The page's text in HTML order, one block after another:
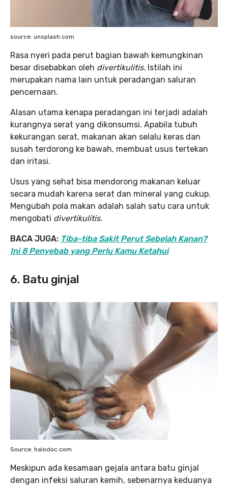
source: unsplash.com
Rasa nyeri pada perut bagian bawah kemungkinan
besar disebabkan oleh divertikulitis. Istilah ini
merupakan nama lain untuk peradangan saluran
pencernaan.
Alasan utama kenapa peradangan ini terjadi adalah
kurangnya serat yang dikonsumsi. Apabila tubuh
kekurangan serat, makanan akan selalu keras dan
susah terdorong ke bawah, membuat usus tertekan
dan iritasi.
Usus yang sehat bisa mendorong makanan keluar
secara mudah karena serat dan mineral yang cukup.
Mengubah pola makan adalah salah satu cara untuk
mengobati divertikulitis.
BACA JUGA: Tiba-tiba Sakit Perut Sebelah Kanan?
Ini 8 Penyebab yang Perlu Kamu Ketahui
6. Batu ginjal
Source: halodoc.com
Meskipun ada kesamaan gejala antara batu ginjal
dengan infeksi saluran kemih, sebenarnya keduanya